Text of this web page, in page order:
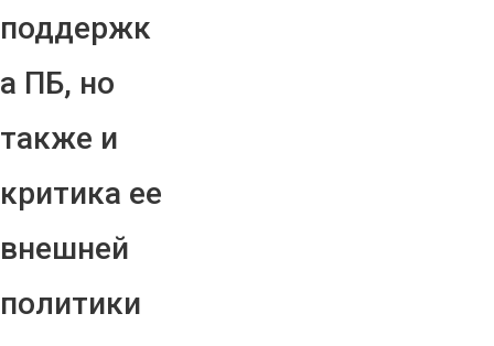
поддержк
а ПБ, но
также и
критика ее
внешней
политики